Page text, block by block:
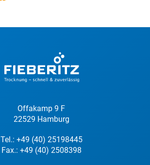
Offakamp 9 F
22529 Hamburg
Tel.: +49 (40) 25198445
Fax.: +49 (40) 2508398